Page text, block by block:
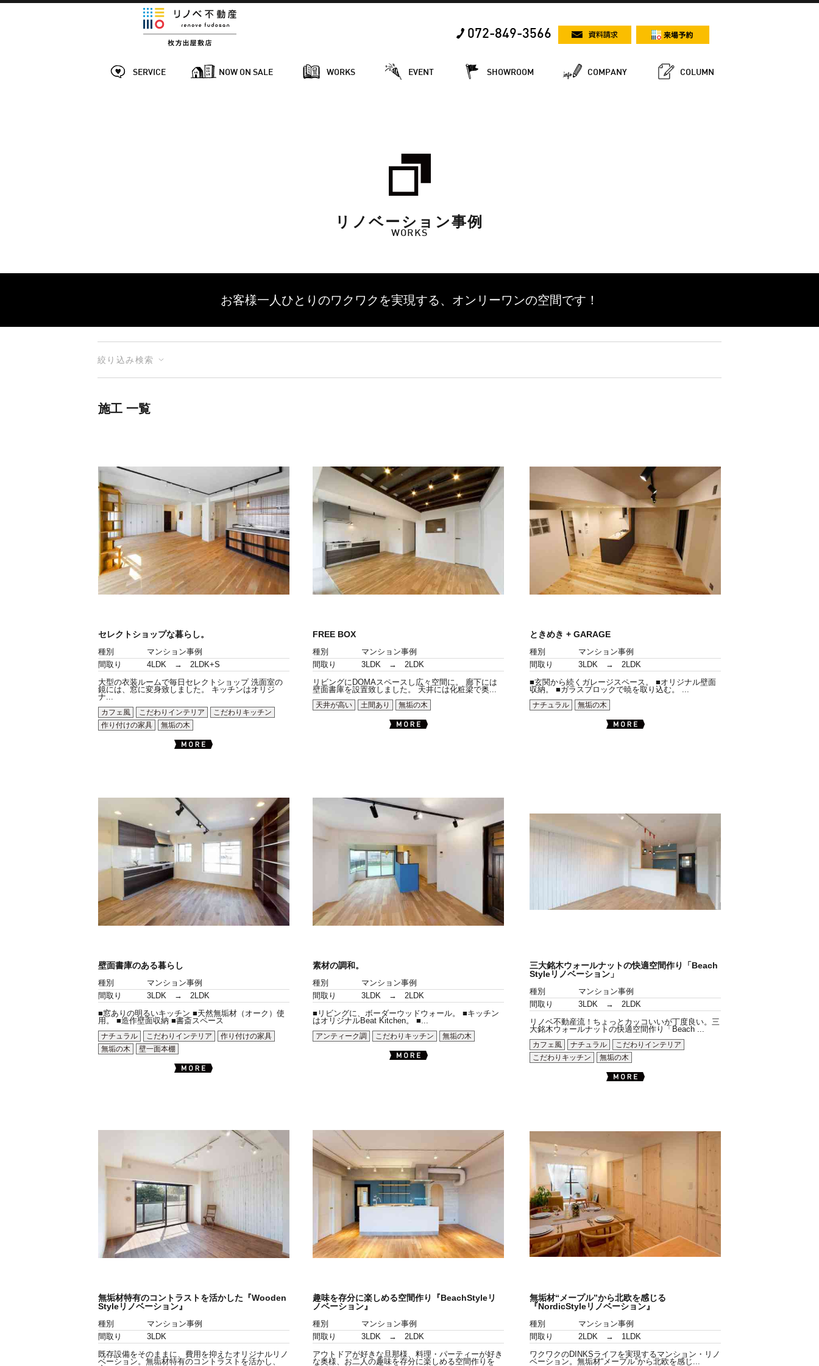
072-849-3566
SERVICE NOW ON SALE WORKS EVENT SHOWROOM COMPANY COLUMN
リノベーション事例
WORKS
お客様一人ひとりのワクワクを実現する、 オンリーワンの空間です！
絞り込み検索
施工 一覧
セレクトショップな暮らし。
種別
マンション事例
間取り
4LDK → 2LDK+S
大型の衣装ルームで毎日セレクトショップ 洗面室の
鏡には、窓に変身致しました。 キッチンはオリジ
ナ...
カフェ風
こだわりインテリア
こだわりキッチン
作り付けの家具
無垢の木
FREE BOX
種別
マンション事例
間取り
3LDK → 2LDK
リビングにDOMAスペースし広々空間に。 廊下には
壁面書庫を設置致しました。 天井には化粧梁で奥...
天井が高い
土間あり 無垢の木
ときめき + GARAGE
種別
マンション事例
間取り
3LDK → 2LDK
■玄関から続くガレージスペース。 ■オリジナル壁面
収納。 ■ガラスブロックで暁を取り込む。 ...
ナチュラル
無垢の木
壁面書庫のある暮らし
種別
マンション事例
間取り
3LDK → 2LDK
■窓ありの明るいキッチン ■天然無垢材（オーク）使
用。 ■造作壁面収納 ■書斎スペース
ナチュラル
こだわりインテリア
作り付けの家具
無垢の木
壁一面本棚
素材の調和。
種別
マンション事例
間取り
3LDK → 2LDK
■リビングに、ボーダーウッドウォール。 ■キッチン
はオリジナルBeat Kitchen。 ■...
アンティーク調
こだわりキッチン 無垢の木
三大銘木ウォールナットの快適空間作り「Beach
Styleリノベーション」
種別
マンション事例
間取り
3LDK → 2LDK
リノベ不動産流！ちょっとカッコいいが丁度良い。三
大銘木ウォールナットの快適空間作り「Beach ...
カフェ風
ナチュラル
こだわりインテリア
こだわりキッチン
無垢の木
無垢材特有のコントラストを活かした『Wooden
Styleリノベーション』
種別
マンション事例
間取り
3LDK
既存設備をそのままに、費用を抑えたオリジナルリノ
ベーション。無垢材特有のコントラストを活かし、
趣味を存分に楽しめる空間作り『BeachStyleリ
ノベーション』
種別
マンション事例
間取り
3LDK → 2LDK
アウトドアが好きな旦那様、料理・パーティーが好き
な奥様、お二人の趣味を存分に楽しめる空間作りを
無垢材“メープル”から北欧を感じる
『NordicStyleリノベーション』
種別
マンション事例
間取り
2LDK → 1LDK
ワクワクのDINKSライフを実現するマンション・リノ
ベーション。無垢材“メープル”から北欧を感じ...